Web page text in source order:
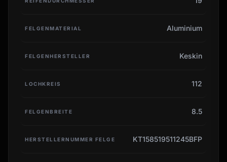
FELGENMATERIAL Aluminium
FELGENHERSTELLER Keskin
LOCHKREIS 112
FELGENBREITE 8.5
HERSTELLERNUMMER FELGE KT158519511245BFP